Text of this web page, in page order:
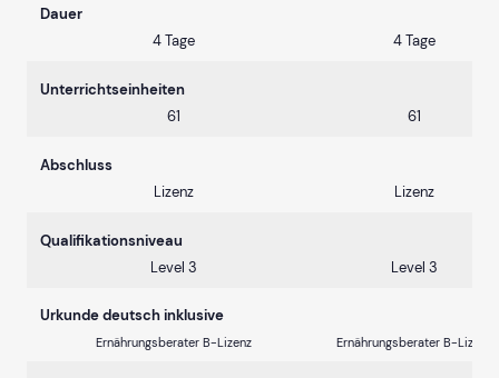
Dauer
4 Tage
4 Tage
Unterrichtseinheiten
61
61
Abschluss
Lizenz
Lizenz
Qualifikationsniveau
Level 3
Level 3
Urkunde deutsch inklusive
Ernährungsberater B-Lizenz Ernährungsberater B-Lizenz